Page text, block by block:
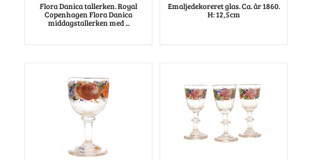
Flora Danica tallerken. Royal
Copenhagen Flora Danica
middagstallerken med ...
Emaljedekoreret glas. Ca. år 1860.
H: 12,5cm